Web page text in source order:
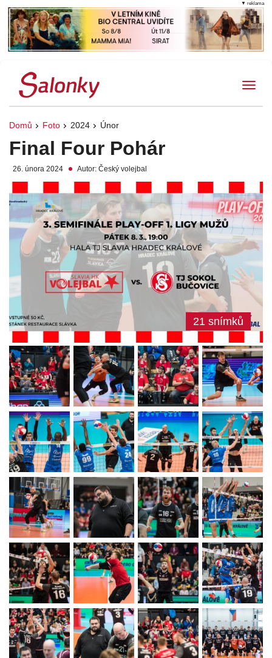
Domů Foto 2024 Únor
Final Four Pohár
26. února 2024 Autor: Český volejbal
21 snímků
▼ reklama